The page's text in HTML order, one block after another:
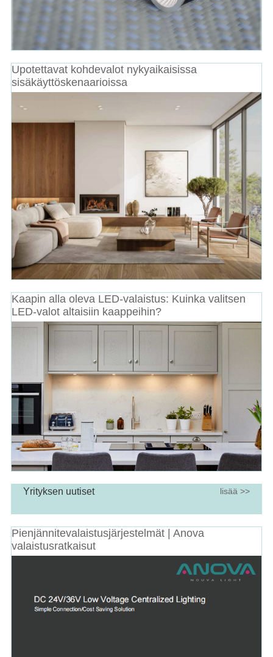
Upotettavat kohdevalot nykyaikaisissa
sisäkäyttöskenaarioissa
Kaapin alla oleva LED-valaistus: Kuinka valitsen
LED-valot altaisiin kaappeihin?
Yrityksen uutiset lisää >>
Pienjännitevalaistusjärjestelmät | Anova
valaistusratkaisut